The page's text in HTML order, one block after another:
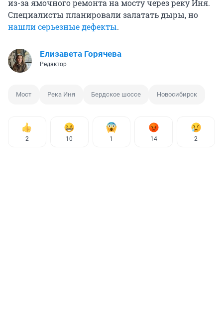
из-за ямочного ремонта на мосту через реку Иня.
Специалисты планировали залатать дыры, но
нашлисерьезные дефекты.
Елизавета Горячева
Редактор
Мост Река Иня Бердское шоссе Новосибирск
2 10 1 14 2